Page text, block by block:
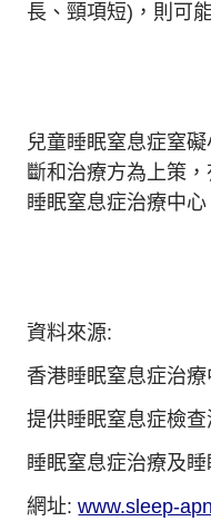
長、頸項短)，則可
兒童睡眠窒息症窒
斷和治療方為上策
睡眠窒息症治療中心
資料來源:
香港睡眠窒息症治
提供睡眠窒息症檢查
睡眠窒息症治療及
網址:www.sleep-